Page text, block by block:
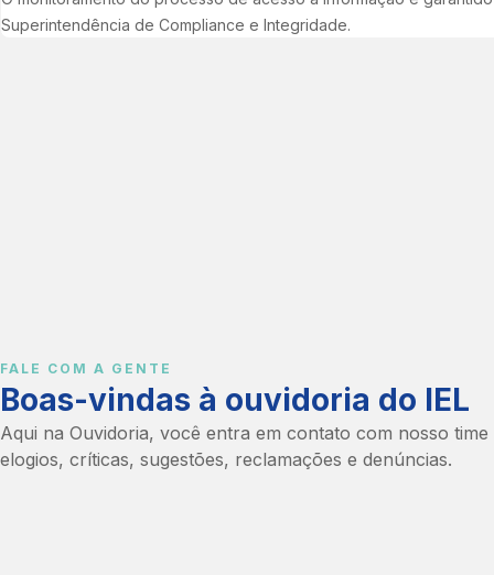
• Educação Executiva
IEL;
Superintendência de Compliance e Integridade.
FALE COM A GENTE
Boas-vindas à ouvidoria do IEL
Aqui na Ouvidoria, você entra em contato com nosso
elogios, críticas, sugestões, reclamações e denúncias.